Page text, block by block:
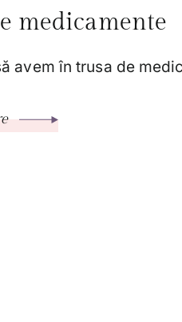
medicamente
avem în trusa de